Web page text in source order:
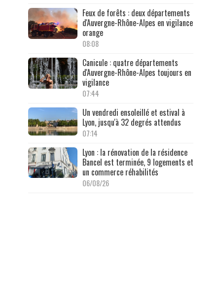
Feux de forêts : deux départements
d'Auvergne-Rhône-Alpes en vigilance
orange
08:08
Canicule : quatre départements
d'Auvergne-Rhône-Alpes toujours en
vigilance
07:44
Un vendredi ensoleillé et estival à
Lyon, jusqu'à 32 degrés attendus
07:14
Lyon : la rénovation de la résidence
Bancel est terminée, 9 logements et
un commerce réhabilités
06/08/26